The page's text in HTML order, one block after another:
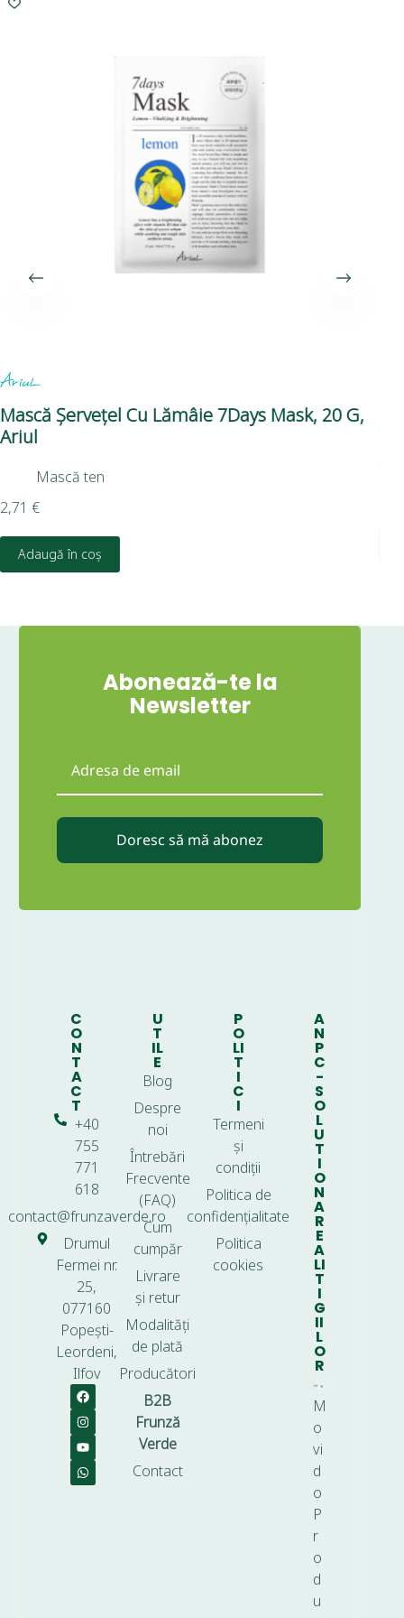
Mască Șervețel Cu Lămâie 7Days Mask, 20 G,
Ariul
Mască ten
2,71 €
Adaugă în coș
Abonează-te la
Newsletter
Doresc să mă abonez
C
O
N
T
A
C
T
+40
755
771
618
contact@frunzaverde.ro
Drumul
Fermei nr.
25,
077160
Popești-
Leordeni,
Ilfov
U
T
IL
E
Blog
Despre
noi
Întrebări
Frecvente
(FAQ)
Cum
cumpăr
Livrare
și retur
Modalități
de plată
Producători
B2B
Frunză
Verde
Contact
P
O
LI
T
I
C
I
Termeni
și
condiții
Politica de
confidențialitate
Politica
cookies
A
N
P
C
-
S
O
L
U
T
I
O
N
A
R
E
A
LI
T
I
G
II
L
O
R
M
o
vi
d
o
P
r
o
d
u